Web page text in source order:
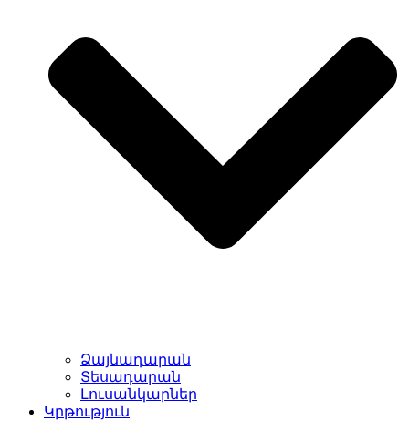
Ձայնադարան
Տեսադարան
Լուսանկարներ
Կրթություն